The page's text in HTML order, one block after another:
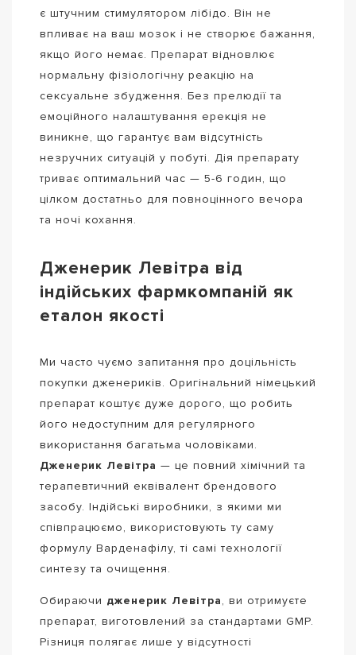
є штучним стимулятором лібідо. Він не
впливає на ваш мозок і не створює бажання,
якщо його немає. Препарат відновлює
нормальну фізіологічну реакцію на
сексуальне збудження. Без прелюдії та
емоційного налаштування ерекція не
виникне, що гарантує вам відсутність
незручних ситуацій у побуті. Дія препарату
триває оптимальний час — 5-6 годин, що
цілком достатньо для повноцінного вечора
та ночі кохання.
Дженерик Левітра від
індійських фармкомпаній як
еталон якості
Ми часто чуємо запитання про доцільність
покупки дженериків. Оригінальний німецький
препарат коштує дуже дорого, що робить
його недоступним для регулярного
використання багатьма чоловіками.
Дженерик Левітра — це повний хімічний та
терапевтичний еквівалент брендового
засобу. Індійські виробники, з якими ми
співпрацюємо, використовують ту саму
формулу Варденафілу, ті самі технології
синтезу та очищення.
Обираючи дженерик Левітра, ви отримуєте
препарат, виготовлений за стандартами GMP.
Різниця полягає лише у відсутності